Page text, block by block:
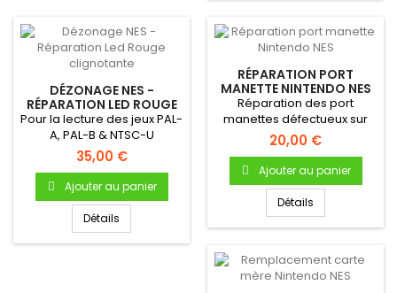
DÉZONAGE NES -
RÉPARATION LED ROUGE
CLIGNOTANTE
Pour la lecture des jeux PAL-
A, PAL-B & NTSC-U
35,00 €
Ajouter au panier
Détails
RÉPARATION PORT
MANETTE NINTENDO NES
Réparation des port
manettes défectueux sur
votre NES
20,00 €
Ajouter au panier
Détails